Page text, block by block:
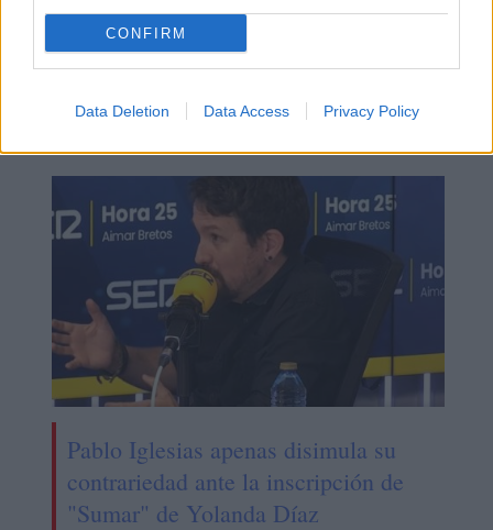
CONFIRM
Data Deletion Data Access Privacy Policy
prudencia ante el `Sumar´de Díaz
Pablo Iglesias apenas disimula su
contrariedad ante la inscripción de
"Sumar" de Yolanda Díaz